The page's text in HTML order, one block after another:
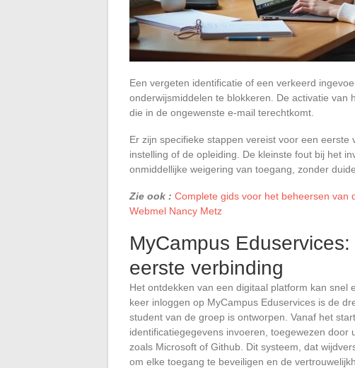
Een vergeten identificatie of een verkeerd
onderwijsmiddelen te blokkeren. De activatie
die in de ongewenste e-mail terechtkomt.
Er zijn specifieke stappen vereist voor een
instelling of de opleiding. De kleinste fout bij het
onmiddellijke weigering van toegang, zonder
Zie ook : Complete gids voor het beheersen van
Webmel Nancy Metz
MyCampus
eerste verbinding
Het ontdekken van een digitaal platform kan snel
keer inloggen op MyCampus Eduservices is de
student van de groep is ontworpen. Vanaf het
identificatiegegevens invoeren, toegewezen
zoals Microsoft of Github. Dit systeem, dat
om elke toegang te beveiligen en de